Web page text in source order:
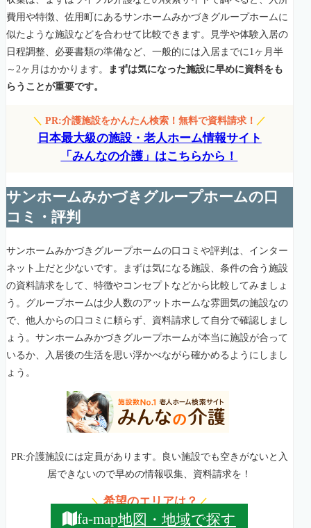
費用や特徴、佐用町にあるサンホームみかづきグループホームに
似たような施設などを合わせて比較できます。見学や体験入居の
日程調整、必要書類の準備など、一般的には入居までに1ヶ月半
～2ヶ月はかかります。
まずは気になった施設に早めに資料をも
らうことが重要です。
＼PR:介護施設をかんたん検索！無料で資料請求！ ／
日本最大級の施設・老人ホーム情報サイト
「みんなの介護」はこちらから！
サンホームみかづきグループホームの口
コミ・評判
サンホームみかづきグループホームの口コミや評判は、インター
ネット上だと少ないです。まずは気になる施設、条件の合う施設
の資料請求をして、特徴やコンセプトなどから比較してみましょ
う。グループホームは少人数のアットホームな雰囲気の施設なの
で、他人からの口コミに頼らず、資料請求して自分で確認しまし
ょう。サンホームみかづきグループホームが本当に施設が合って
いるか、入居後の生活を思い浮かべながら確かめるようにしまし
ょう。
PR:介護施設には定員があります。良い施設でも空きがないと入
居できないので早めの情報収集、資料請求を！
＼希望のエリアは？／
fa-map地図・地域で探す